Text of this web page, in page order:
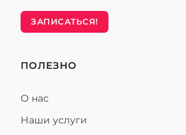
ЗАПИСАТЬСЯ!
ПОЛЕЗНО
О нас
Наши услуги